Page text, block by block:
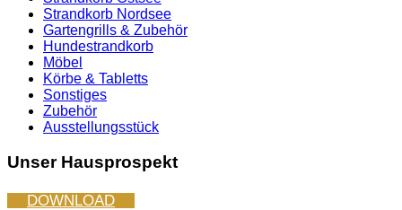
Strandkorb Nordsee
Gartengrills & Zubehör
Hundestrandkorb
Möbel
Körbe & Tabletts
Sonstiges
Zubehör
Ausstellungsstück
Unser Hausprospekt
DOWNLOAD